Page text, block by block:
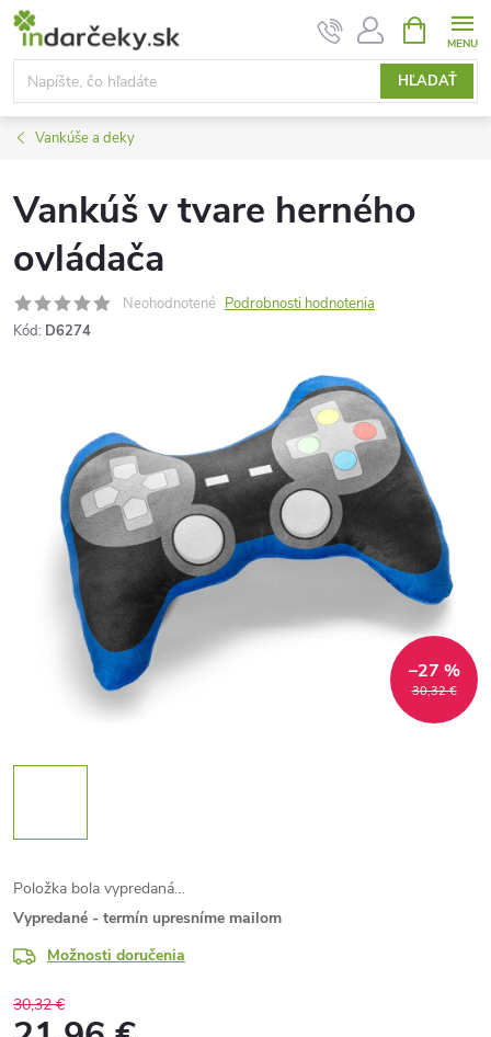
Prejsť
obsah
HĽADAŤ
KOŠÍK
Vankúše a deky
Vankúš v tvare herného
ovládača
Neohodnotené Podrobnosti hodnotenia
Kód: D6274
30,32 €
–27 %
Položka bola vypredaná…
Vypredané - termín upresníme mailom
Možnosti doručenia
30,32 €